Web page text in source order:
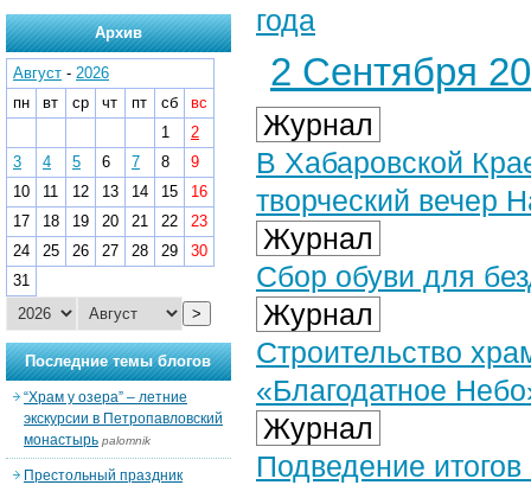
года
2 Сентября
Журнал
В Хабаровской
творческий вечер
Журнал
Сбор обуви для
Журнал
Строительство
«Благодатное
Журнал
Подведение
Архив
Август - 2026
пн
вт ср чт пт сб
вс
1
2
3
4 5 6 7 8
9
10
11 12 13 14 15
16
17
18 19 20 21 22
23
24
25 26 27 28 29
30
31
>
Последние темы блогов
“Храм у озера” – летние
экскурсии в Петропавловский
монастырь palomnik
Престольный праздник